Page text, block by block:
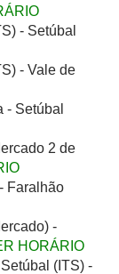
- Setúbal
- Vale de
- Setúbal
2 de
Faralhão
-
HORÁRIO
(ITS) -